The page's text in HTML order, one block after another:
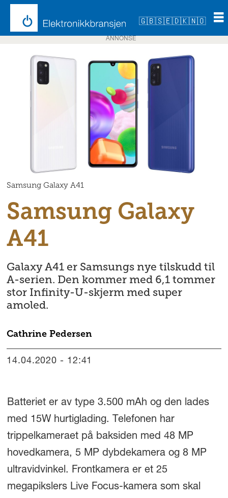
🇬🇧🇸🇪🇩🇰🇳🇴
ANNONSE
Samsung Galaxy A41
Samsung Galaxy
A41
Galaxy A41 er Samsungs nye tilskudd til
A-serien. Den kommer med 6,1 tommer
stor Infinity-U-skjerm med super
amoled.
Cathrine Pedersen
14.04.2020 - 12:41
Batteriet er av type 3.500 mAh og den lades
med 15W hurtiglading. Telefonen har
trippelkameraet på baksiden med 48 MP
hovedkamera, 5 MP dybdekamera og 8 MP
ultravidvinkel. Frontkamera er et 25
megapikslers Live Focus-kamera som skal